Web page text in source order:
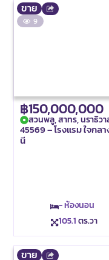
ขาย
9
฿150,000,000
สวนพลู, สาทร, นราธิว
45569 – โรงแรม ใจกล
นี
- ห้องนอน
105.1ตร.วา
ขาย